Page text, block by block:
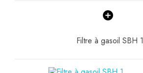
Filtre à gasoil SBH 1